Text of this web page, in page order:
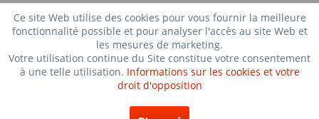
Ce site Web utilise des cookies pour vous fournir la meilleure
fonctionnalité possible et pour analyser l'accès au site Web et
les mesures de marketing.
Votre utilisation continue du Site constitue votre consentement
à une telle utilisation. Informations sur les cookies et votre
droit d'opposition
(4.75 / 5)